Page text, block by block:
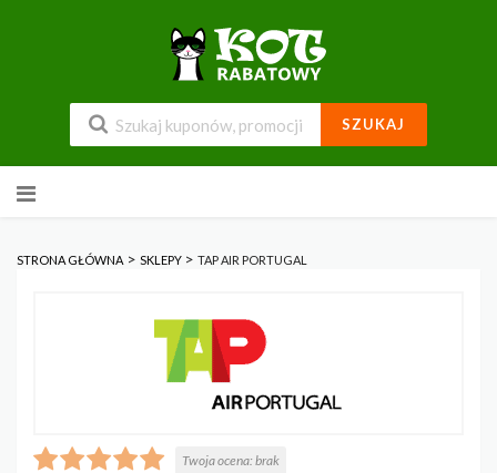
SZUKAJ
do
STRONA GŁÓWNA > SKLEPY > TAP AIR PORTUGAL
Twoja ocena:brak